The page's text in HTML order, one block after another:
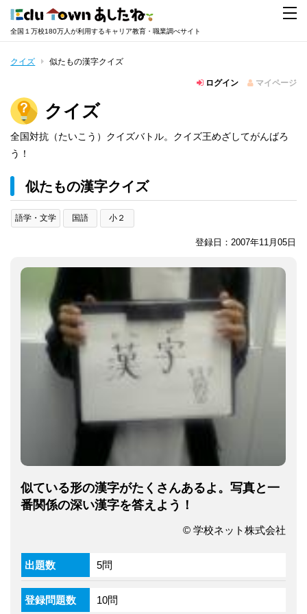
全国１万校180万人が利用するキャリア教育・職業調べサイト
クイズ 似たもの漢字クイズ
ログイン マイページ
クイズ
全国対抗（たいこう）クイズバトル。クイズ王めざしてがんばろ
う！
似たもの漢字クイズ
語学・文学 国語 小２
登録日：2007年11月05日
似ている形の漢字がたくさんあるよ。写真と一
番関係の深い漢字を答えよう！
© 学校ネット株式会社
出題数 5問
登録問題数 10問